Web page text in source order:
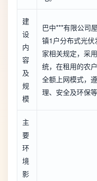
建
设
内
容
及
规
模
巴中***有限公司
镇1户分布式光
家相关规定，采
统，在租用的农
全额上网模式，
理、安全及环保等
主
要
环
境
影